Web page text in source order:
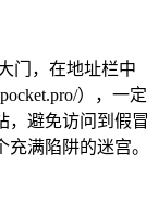
门，在地址栏中
），一定
，避免访问到假冒
满陷阱的迷宫。